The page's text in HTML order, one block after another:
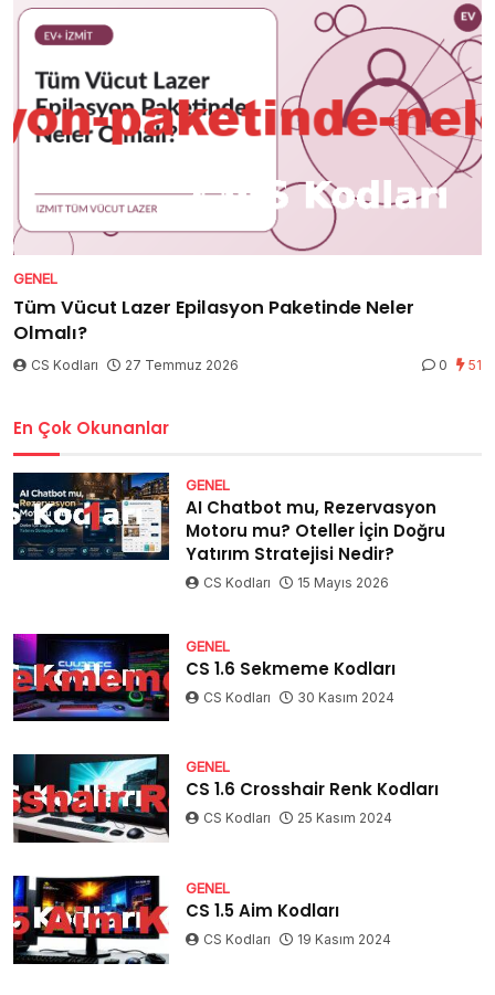
GENEL
Tüm Vücut Lazer Epilasyon Paketinde Neler
Olmalı?
CS Kodları 27 Temmuz 2026 0 51
En Çok Okunanlar
GENEL
AI Chatbot mu, Rezervasyon
Motoru mu? Oteller İçin Doğru
Yatırım Stratejisi Nedir?
CS Kodları 15 Mayıs 2026
GENEL
CS 1.6 Sekmeme Kodları
CS Kodları 30 Kasım 2024
GENEL
CS 1.6 Crosshair Renk Kodları
CS Kodları 25 Kasım 2024
GENEL
CS 1.5 Aim Kodları
CS Kodları 19 Kasım 2024